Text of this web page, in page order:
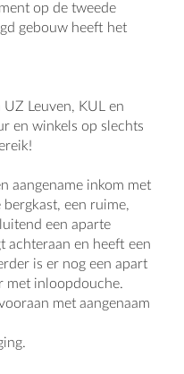
op de tweede
gebouw heeft het
Leuven, KUL en
en winkels op slechts
aangename inkom met
een ruime,
een aparte
achteraan en heeft een
is er nog een apart
met inloopdouche.
met aangenaam